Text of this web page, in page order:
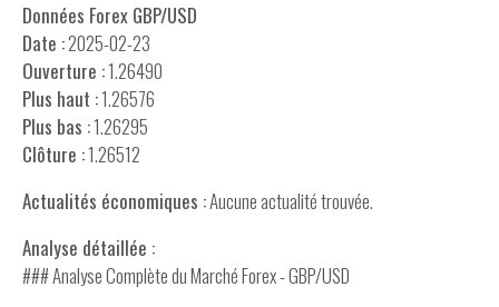
Données Forex GBP/USD
Date :2025-02-23
Ouverture :1.26490
Plus haut :1.26576
Plus bas :1.26295
Clôture :1.26512
Actualités économiques :Aucune actualité trouvée.
Analyse détaillée :
### Analyse Complète du Marché Forex - GBP/USD